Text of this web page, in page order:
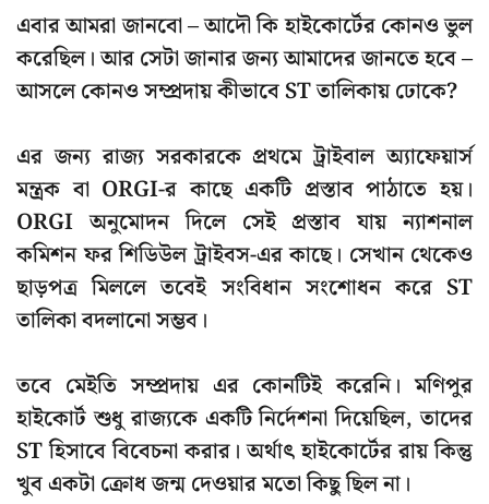
এবার আমরা জানবো – আদৌ কি হাইকোর্টের কোনও ভুল
করেছিল। আর সেটা জানার জন্য আমাদের জানতে হবে –
আসলে কোনও সম্প্রদায় কীভাবেST তালিকায়ঢোকে?
এর জন্য রাজ্য সরকারকে প্রথমেট্রাইবাল অ্যাফেয়ার্স
মন্ত্রক বা ORGI-র কাছে একটি প্রস্তাব পাঠাতে হয়।
ORGI অনুমোদন দিলে সেই প্রস্তাব যায়ন্যাশনাল
কমিশন ফর শিডিউল ট্রাইবস-এর কাছে। সেখান থেকেও
ছাড়পত্র মিললে তবেই সংবিধান সংশোধন করে ST
তালিকা বদলানো সম্ভব।
তবে মেইতি সম্প্রদায় এর কোনটিই করেনি। মণিপুর
হাইকোর্ট শুধু রাজ্যকে একটি নির্দেশনা দিয়েছিল, তাদের
ST হিসাবে বিবেচনা করার। অর্থাৎ হাইকোর্টের রায় কিন্তু
খুব একটা ক্রোধ জন্ম দেওয়ার মতো কিছু ছিল না।